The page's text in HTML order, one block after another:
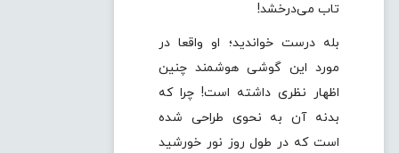
تاب می‌درخشد!
بله درست خواندید؛ او واقعا در
مورد این گوشی هوشمند چنین
اظهار نظری داشته است! چرا که
بدنه آن به نحوی طراحی شده
است که در طول روز نور خورشید